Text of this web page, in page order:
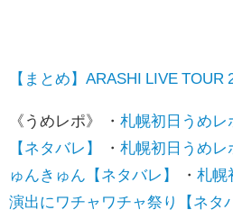
【まとめ】ARASHI LIVE TOUR
《うめレポ》 ・ 札幌初日うめ
【ネタバレ】
・ 札幌初日うめ
ゅんきゅん【ネタバレ】
・ 札幌
演出にワチャワチャ祭り【ネタ